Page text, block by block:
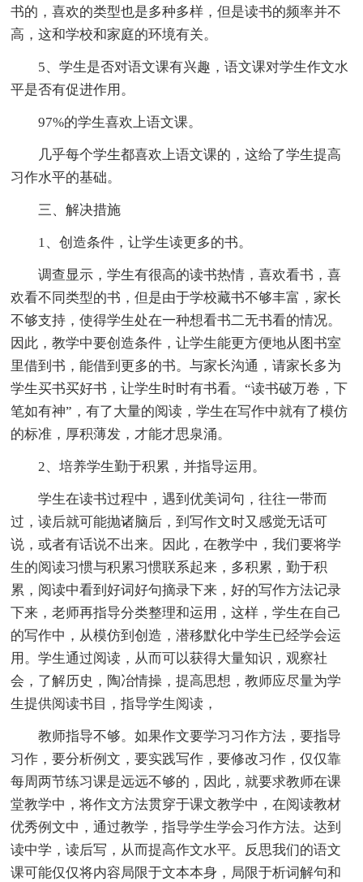
书的，喜欢的类型也是多种多样，但是读书的频率并不
高，这和学校和家庭的环境有关。
5、学生是否对语文课有兴趣，语文课对学生作文水
平是否有促进作用。
97%的学生喜欢上语文课。
几乎每个学生都喜欢上语文课的，这给了学生提高
习作水平的基础。
三、解决措施
1、创造条件，让学生读更多的书。
调查显示，学生有很高的读书热情，喜欢看书，喜
欢看不同类型的书，但是由于学校藏书不够丰富，家长
不够支持，使得学生处在一种想看书二无书看的情况。
因此，教学中要创造条件，让学生能更方便地从图书室
里借到书，能借到更多的书。与家长沟通，请家长多为
学生买书买好书，让学生时时有书看。“读书破万卷，下
笔如有神”，有了大量的阅读，学生在写作中就有了模仿
的标准，厚积薄发，才能才思泉涌。
2、培养学生勤于积累，并指导运用。
学生在读书过程中，遇到优美词句，往往一带而
过，读后就可能抛诸脑后，到写作文时又感觉无话可
说，或者有话说不出来。因此，在教学中，我们要将学
生的阅读习惯与积累习惯联系起来，多积累，勤于积
累，阅读中看到好词好句摘录下来，好的写作方法记录
下来，老师再指导分类整理和运用，这样，学生在自己
的写作中，从模仿到创造，潜移默化中学生已经学会运
用。学生通过阅读，从而可以获得大量知识，观察社
会，了解历史，陶冶情操，提高思想，教师应尽量为学
生提供阅读书目，指导学生阅读，
教师指导不够。如果作文要学习习作方法，要指导
习作，要分析例文，要实践写作，要修改习作，仅仅靠
每周两节练习课是远远不够的，因此，就要求教师在课
堂教学中，将作文方法贯穿于课文教学中，在阅读教材
优秀例文中，通过教学，指导学生学会习作方法。达到
读中学，读后写，从而提高作文水平。反思我们的语文
课可能仅仅将内容局限于文本本身，局限于析词解句和